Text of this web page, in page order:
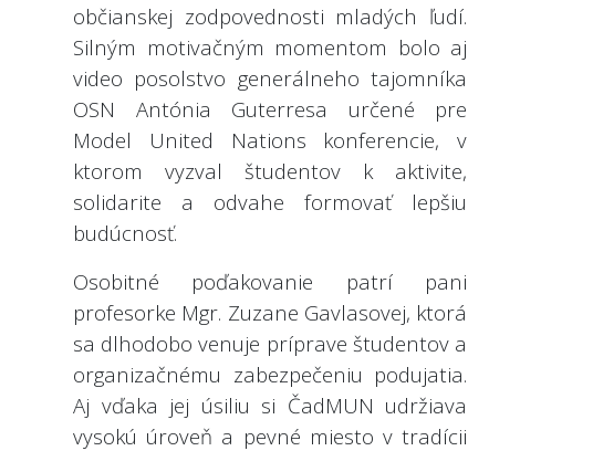
občianskej zodpovednosti mladých ľudí.
Silným motivačným momentom bolo aj
video posolstvo generálneho tajomníka
OSN Antónia Guterresa určené pre
Model United Nations konferencie, v
ktorom vyzval študentov k aktivite,
solidarite a odvahe formovať lepšiu
budúcnosť.
Osobitné poďakovanie patrí pani
profesorke Mgr. Zuzane Gavlasovej, ktorá
sa dlhodobo venuje príprave študentov a
organizačnému zabezpečeniu podujatia.
Aj vďaka jej úsiliu si ČadMUN udržiava
vysokú úroveň a pevné miesto v tradícii